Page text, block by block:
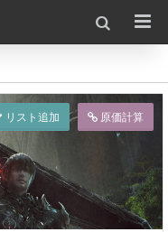
リスト追加 原価計算